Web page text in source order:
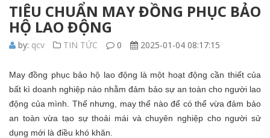
TIÊU CHUẨN MAY ĐỒNG PHỤC BẢO
HỘ LAO ĐỘNG
by: qcv TIN TỨC 0 2025-01-04 08:17:15
May đồng phục bảo hộ lao động là một hoạt động cần thiết của
bất kì doanh nghiệp nào nhằm đảm bảo sự an toàn cho người lao
động của mình. Thế nhưng, may thế nào để có thể vừa đảm bảo
an toàn vừa tạo sự thoải mái và chuyên nghiệp cho người sử
dụng mới là điều khó khăn.